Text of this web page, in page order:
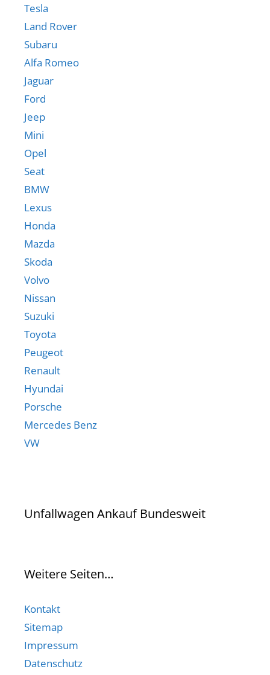
Tesla
Land Rover
Subaru
Alfa Romeo
Jaguar
Ford
Jeep
Mini
Opel
Seat
BMW
Lexus
Honda
Mazda
Skoda
Volvo
Nissan
Suzuki
Toyota
Peugeot
Renault
Hyundai
Porsche
Mercedes Benz
VW
Unfallwagen Ankauf Bundesweit
Weitere Seiten…
Kontakt
Sitemap
Impressum
Datenschutz